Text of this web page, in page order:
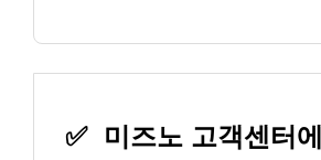
✅
미즈노 고객센터